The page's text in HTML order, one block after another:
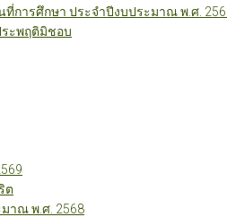
การศึกษา ประจำปีงบประมาณ พ.ศ.
ระพฤติมิชอบ
ต
าณ พ.ศ. 2568